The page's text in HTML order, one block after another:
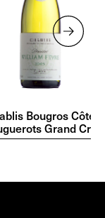
Bougros Côte
Grand Cru